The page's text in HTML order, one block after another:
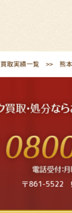
買取実績一覧 熊
〒861-5522